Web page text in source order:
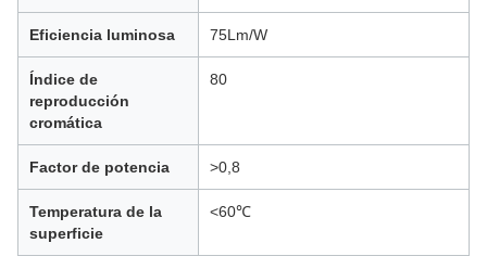
Eficiencia luminosa 75Lm/W
Índice de
reproducción
cromática
80
Factor de potencia >0,8
Temperatura de la
superficie
<60℃